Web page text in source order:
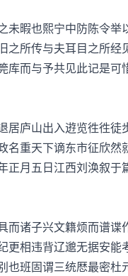
暇也熙宁中防陈令举
所传与夫耳目之所经
库而与予共见此记是可
庐山出入逰览徃徃徒
重天下谪东市征欣然
正月五日江西刘涣叙于
诸子兴文籍烦而谱谍
更相违背辽邈无据安能
也班固谓三统厯最密杜